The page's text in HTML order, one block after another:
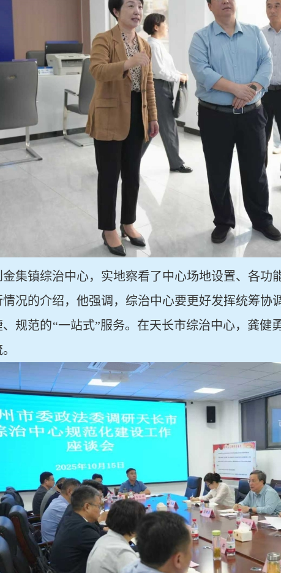
集镇综治中心，实地察看了中心场地设置、各
况的介绍，他强调，综治中心要更好发挥统筹
规范的“一站式”服务。在天长市综治中心，龚